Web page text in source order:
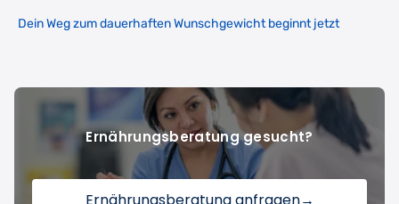
Dein Weg zum dauerhaften Wunschgewicht beginnt jetzt
Ernährungsberatung gesucht?